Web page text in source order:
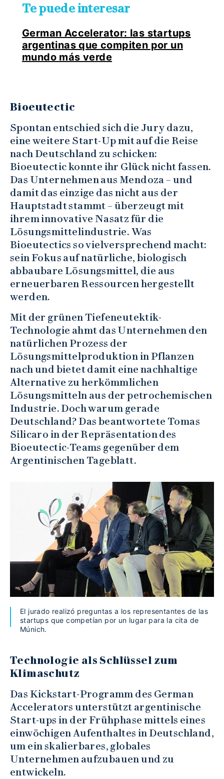
Te puede interesar
German Accelerator: las startups
argentinas que compiten por un
mundo más verde
Bioeutectic
Spontan entschied sich die Jury dazu,
eine weitere Start-Up mit auf die Reise
nach Deutschland zu schicken:
Bioeutectic konnte ihr Glück nicht fassen.
Das Unternehmen aus Mendoza – und
damit das einzige das nicht aus der
Hauptstadt stammt – überzeugt mit
ihrem innovative Nasatz für die
Lösungsmittelindustrie. Was
Bioeutectics so vielversprechend macht:
sein Fokus auf natürliche, biologisch
abbaubare Lösungsmittel, die aus
erneuerbaren Ressourcen hergestellt
werden.
Mit der grünen Tiefeneutektik-
Technologie ahmt das Unternehmen den
natürlichen Prozess der
Lösungsmittelproduktion in Pflanzen
nach und bietet damit eine nachhaltige
Alternative zu herkömmlichen
Lösungsmitteln aus der petrochemischen
Industrie. Doch warum gerade
Deutschland? Das beantwortete Tomas
Silicaro in der Repräsentation des
Bioeutectic-Teams gegenüber dem
Argentinischen Tageblatt.
El jurado realizó preguntas a los representantes de las
startups que competían por un lugar para la cita de
Múnich.
Technologie als Schlüssel zum
Klimaschutz
Das Kickstart-Programm des German
Accelerators unterstützt argentinische
Start-ups in der Frühphase mittels eines
einwöchigen Aufenthaltes in Deutschland,
um ein skalierbares, globales
Unternehmen aufzubauen und zu
entwickeln.